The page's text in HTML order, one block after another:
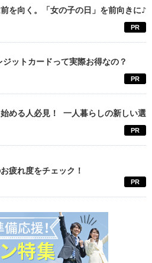
を向く。「女の子の日」を前向きに♪
PR
ットカードって実際お得なの？
PR
める人必見！ 一人暮らしの新しい選
PR
疲れ度をチェック！
PR